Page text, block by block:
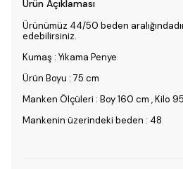
Ürün Açıklaması
Ürünümüz 44/50 beden
edebilirsiniz.
Kumaş : Yıkama Penye
Ürün Boyu : 75 cm
Manken Ölçüleri : Boy 160 cm , Kilo
Mankenin üzerindeki beden : 48